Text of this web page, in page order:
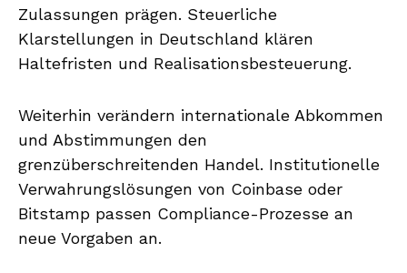
Zulassungen prägen. Steuerliche
Klarstellungen in Deutschland klären
Haltefristen und Realisationsbesteuerung.
Weiterhin verändern internationale Abkommen
und Abstimmungen den
grenzüberschreitenden Handel. Institutionelle
Verwahrungslösungen von Coinbase oder
Bitstamp passen Compliance-Prozesse an
neue Vorgaben an.